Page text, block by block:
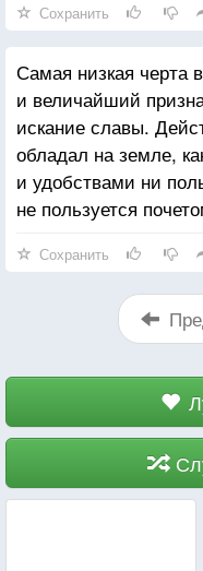
а если и думаем, то
подскажет нам, как
Настоящее никогда
вместе с про­шлым —
— будущее. Вот и
живем, только
счастье, так
Сохранить
Самая низкая черта
и величайший
искание славы.
обладал на земле,
и удобствами ни
не пользуется
Сохранить